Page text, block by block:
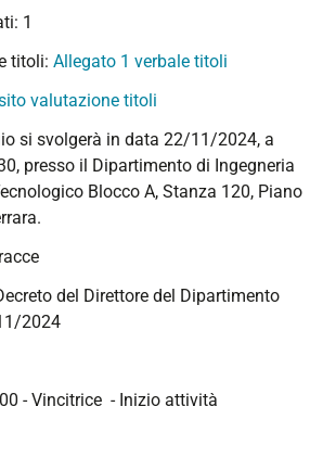
1
titoli: Allegato 1 verbale titoli
valutazione titoli
si svolgerà in data 22/11/2024, a
presso il Dipartimento di Ingegneria
Blocco A, Stanza 120, Piano
del Direttore del Dipartimento
2024
- Vincitrice - Inizio attività